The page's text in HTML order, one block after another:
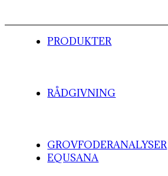
PRODUKTER
RÅDGIVNING
GROVFODERANALYSER
EQUSANA